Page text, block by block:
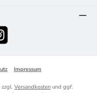
Impressum
Versandkosten und ggf.